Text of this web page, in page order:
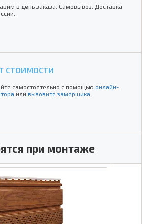
в день заказа. Самовывоз. Доставка
СТОИМОСТИ
самостоятельно с помощью онлайн-
или вызовите замерщика
при монтаже